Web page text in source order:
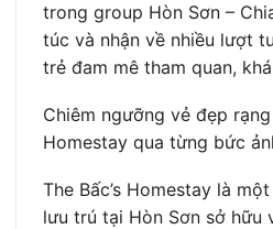
trong group Hòn Sơn –
túc và nhận về nhiều lượt
trẻ đam mê tham quan,
Chiêm ngưỡng vẻ đẹp rạng
Homestay qua từng bức
The Bấc’s Homestay là
lưu trú tại Hòn Sơn sở hữu